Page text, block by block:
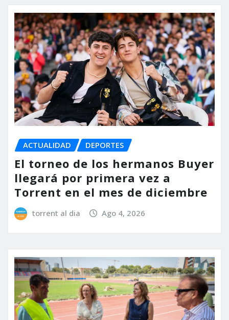
ACTUALIDAD DEPORTES
El torneo de los hermanos Buyer
llegará por primera vez a
Torrent en el mes de diciembre
torrent al dia Ago 4, 2026